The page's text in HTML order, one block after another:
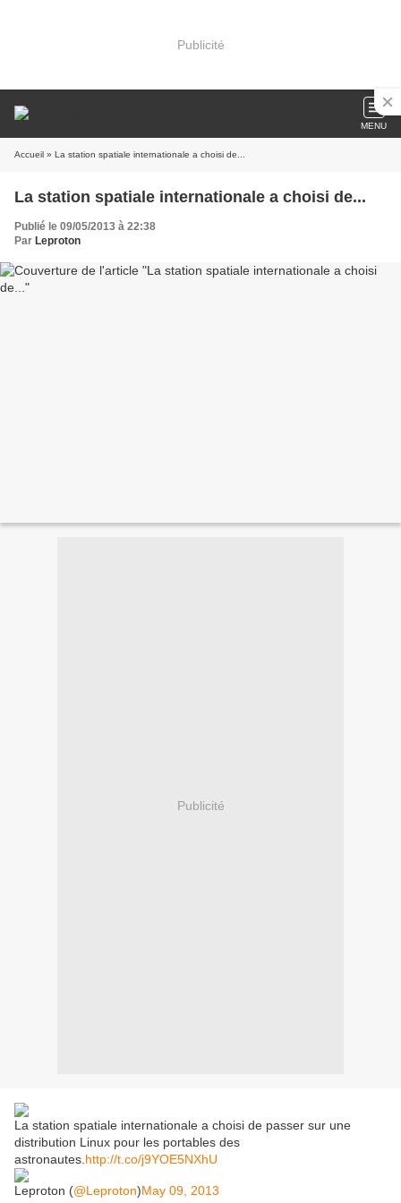
Publicité
MENU
Accueil » La station spatiale internationale a choisi de...
La station spatiale internationale a choisi de...
Publié le 09/05/2013 à 22:38
Par Leproton
Publicité
La station spatiale internationale a choisi de passer sur une
distribution Linux pour les portables des
astronautes. http://t.co/j9YOE5NXhU
Leproton (@Leproton)May 09, 2013